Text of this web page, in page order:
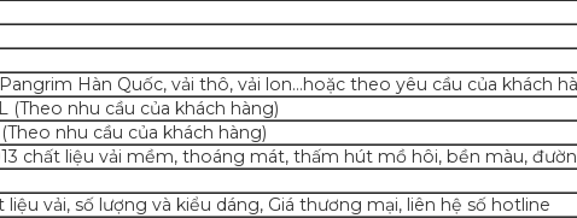
Hàn Quốc, vải thô, vải lon…hoặc theo yêu cầu của khách
(Theo nhu cầu của khách hàng)
nhu cầu của khách hàng)
chất liệu vải mềm, thoáng mát, thấm hút mồ hôi, bền màu,
vải, số lượng và kiểu dáng, Giá thương mại, liên hệ số hotline